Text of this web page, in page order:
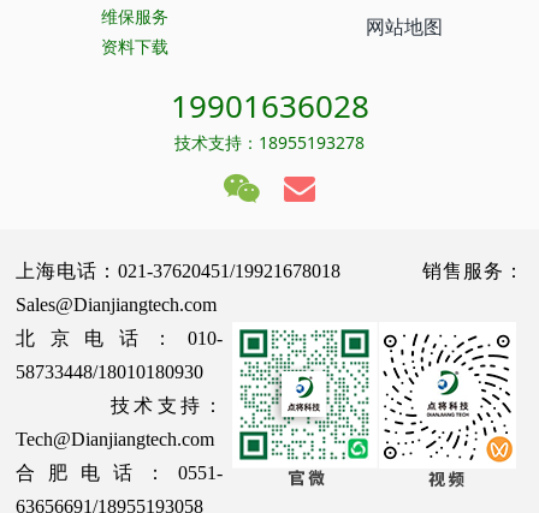
维保服务
资料下载
网站地图
19901636028
技术支持：18955193278
上海电话：021-37620451/19921678018 销售服务：
Sales@Dianjiangtech.com
北京电话：010-
58733448/18010180930
技术支持：
Tech@Dianjiangtech.com
合肥电话：0551-
63656691/18955193058